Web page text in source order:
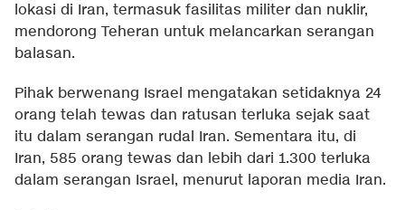
lokasi di Iran, termasuk fasilitas militer dan nuklir,
mendorong Teheran untuk melancarkan serangan
balasan.
Pihak berwenang Israel mengatakan setidaknya 24
orang telah tewas dan ratusan terluka sejak saat
itu dalam serangan rudal Iran. Sementara itu, di
Iran, 585 orang tewas dan lebih dari 1.300 terluka
dalam serangan Israel, menurut laporan media Iran.